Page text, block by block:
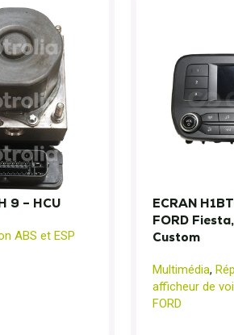
9 – HCU
ABS et ESP
ECRAN
FORD
Custom
Multimédia,
afficheur de
FORD